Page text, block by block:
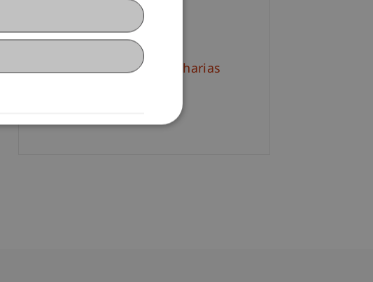
+423 265 11 98
Email
B.A. Sylvia Gründig-Zacharias